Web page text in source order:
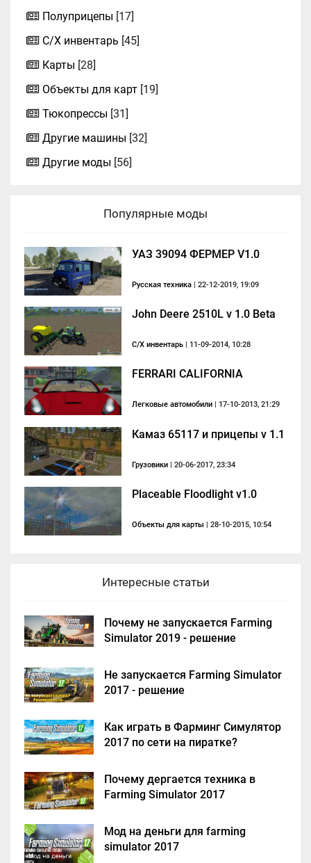
Полуприцепы [17]
С/Х инвентарь [45]
Карты [28]
Объекты для карт [19]
Тюкопрессы [31]
Другие машины [32]
Другие моды [56]
Популярные моды
УАЗ 39094 ФЕРМЕР V1.0
Русская техника | 22-12-2019, 19:09
John Deere 2510L v 1.0 Beta
С/Х инвентарь | 11-09-2014, 10:28
FERRARI CALIFORNIA
Легковые автомобили | 17-10-2013, 21:29
Камаз 65117 и прицепы v 1.1
Грузовики | 20-06-2017, 23:34
Placeable Floodlight v1.0
Объекты для карты | 28-10-2015, 10:54
Интересные статьи
Почему не запускается Farming
Simulator 2019 - решение
Не запускается Farming Simulator
2017 - решение
Как играть в Фарминг Симулятор
2017 по сети на пиратке?
Почему дергается техника в
Farming Simulator 2017
Мод на деньги для farming
simulator 2017